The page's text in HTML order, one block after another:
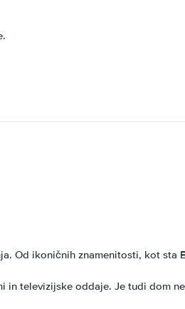
Od ikoničnih znamenitosti, kot sta
in televizijske oddaje. Je tudi dom